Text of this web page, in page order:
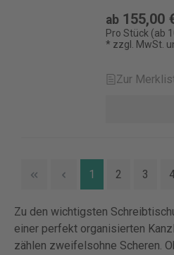
ab 155,00
Pro Stück (ab
* zzgl. MwSt.
Zur
1 2 3
Zu den wichtigsten
einer perfekt organisierten
zählen zweifelsohne Scheren.